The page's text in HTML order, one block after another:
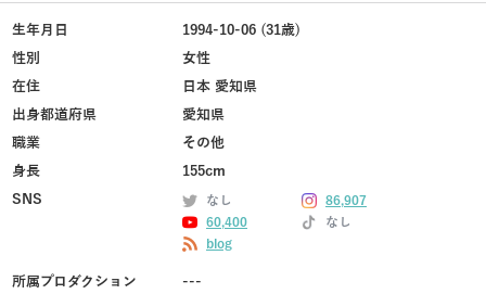
生年月日
1994-10-06 (31歳)
性別
女性
在住
日本 愛知県
出身都道府県
愛知県
職業
その他
身長
155cm
SNS
なし
86,907
60,400
なし
blog
所属プロダクション ---